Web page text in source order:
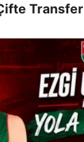
Transfer